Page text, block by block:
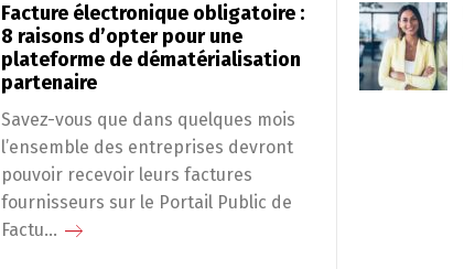
Facture électronique obligatoire :
8 raisons d’opter pour une
plateforme de dématérialisation
partenaire
Savez-vous que dans quelques mois
l’ensemble des entreprises devront
pouvoir recevoir leurs factures
fournisseurs sur le Portail Public de
Factu...